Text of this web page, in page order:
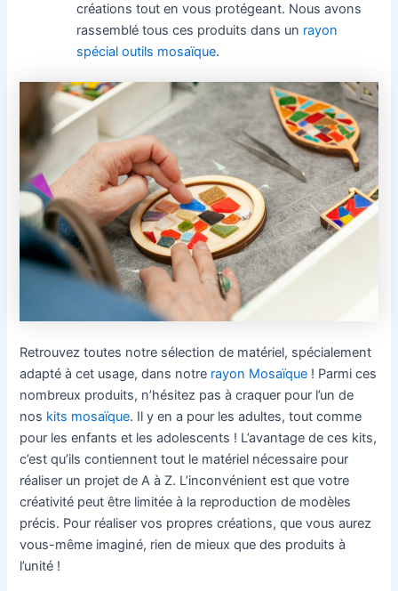
créations tout en vous protégeant. Nous avons
rassemblé tous ces produits dans un rayon
spécial outils mosaïque.
Retrouvez toutes notre sélection de matériel, spécialement
adapté à cet usage, dans notre rayon Mosaïque ! Parmi ces
nombreux produits, n’hésitez pas à craquer pour l’un de
nos kits mosaïque. Il y en a pour les adultes, tout comme
pour les enfants et les adolescents ! L’avantage de ces kits,
c’est qu’ils contiennent tout le matériel nécessaire pour
réaliser un projet de A à Z. L’inconvénient est que votre
créativité peut être limitée à la reproduction de modèles
précis. Pour réaliser vos propres créations, que vous aurez
vous-même imaginé, rien de mieux que des produits à
l’unité !